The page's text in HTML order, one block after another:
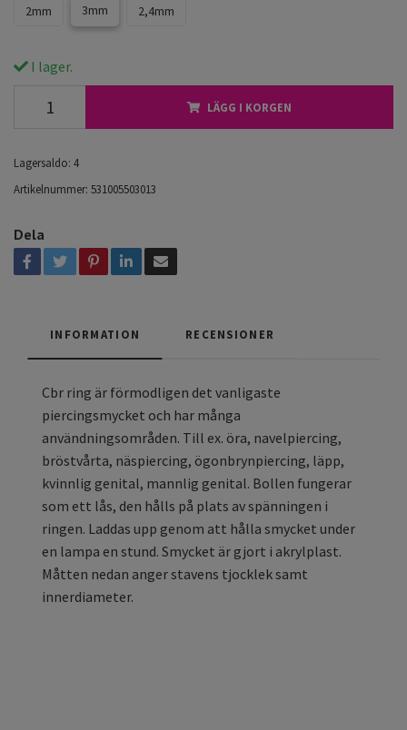
2mm 3mm 2,4mm
I lager.
LÄGG I KORGEN
Lagersaldo: 4
Artikelnummer: 531005503013
Dela
INFORMATION RECENSIONER
Cbr ring är förmodligen det vanligaste
piercingsmycket och har många
användningsområden. Till ex. öra, navelpiercing,
bröstvårta, näspiercing, ögonbrynpiercing, läpp,
kvinnlig genital, mannlig genital. Bollen fungerar
som ett lås, den hålls på plats av spänningen i
ringen. Laddas upp genom att hålla smycket under
en lampa en stund. Smycket är gjort i akrylplast.
Måtten nedan anger stavens tjocklek samt
innerdiameter.